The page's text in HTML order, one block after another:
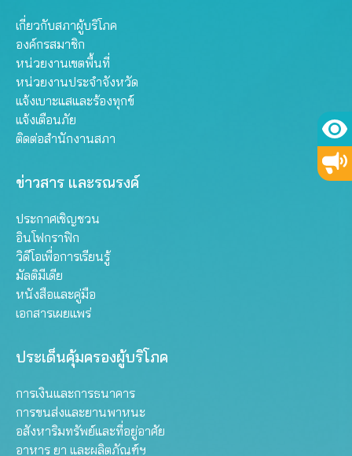
เกี่ยวกับสภาผู้บริโภค
องค์กรสมาชิก
หน่วยงานเขตพื้นที่
หน่วยงานประจำจังหวัด
แจ้งเบาะแสและร้องทุกข์
แจ้งเตือนภัย
ติดต่อสำนักงานสภา
ข่าวสาร และรณรงค์
ประกาศเชิญชวน
อินโฟกราฟิก
วิดีโอเพื่อการเรียนรู้
มัลติมีเดีย
หนังสือและคู่มือ
เอกสารเผยแพร่
ประเด็นคุ้มครองผู้บริโภค
การเงินและการธนาคาร
การขนส่งและยานพาหนะ
อสังหาริมทรัพย์และที่อยู่อาศัย
อาหาร ยา และผลิตภัณฑ์ฯ